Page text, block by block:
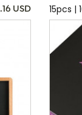
USD
15pcs |